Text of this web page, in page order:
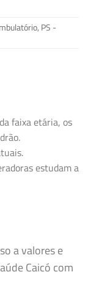
PS -
faixa etária, os
estudam a
a valores e
Caicó com